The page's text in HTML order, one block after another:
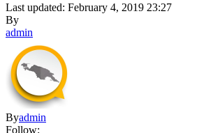
Last updated: February 4, 2019 23:27
By
admin
Byadmin
Follow: